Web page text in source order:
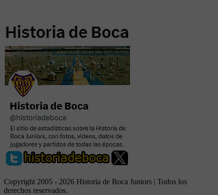
Copyright 2005 - 2026 Historia de Boca Juniors | Todos los
derechos reservados.